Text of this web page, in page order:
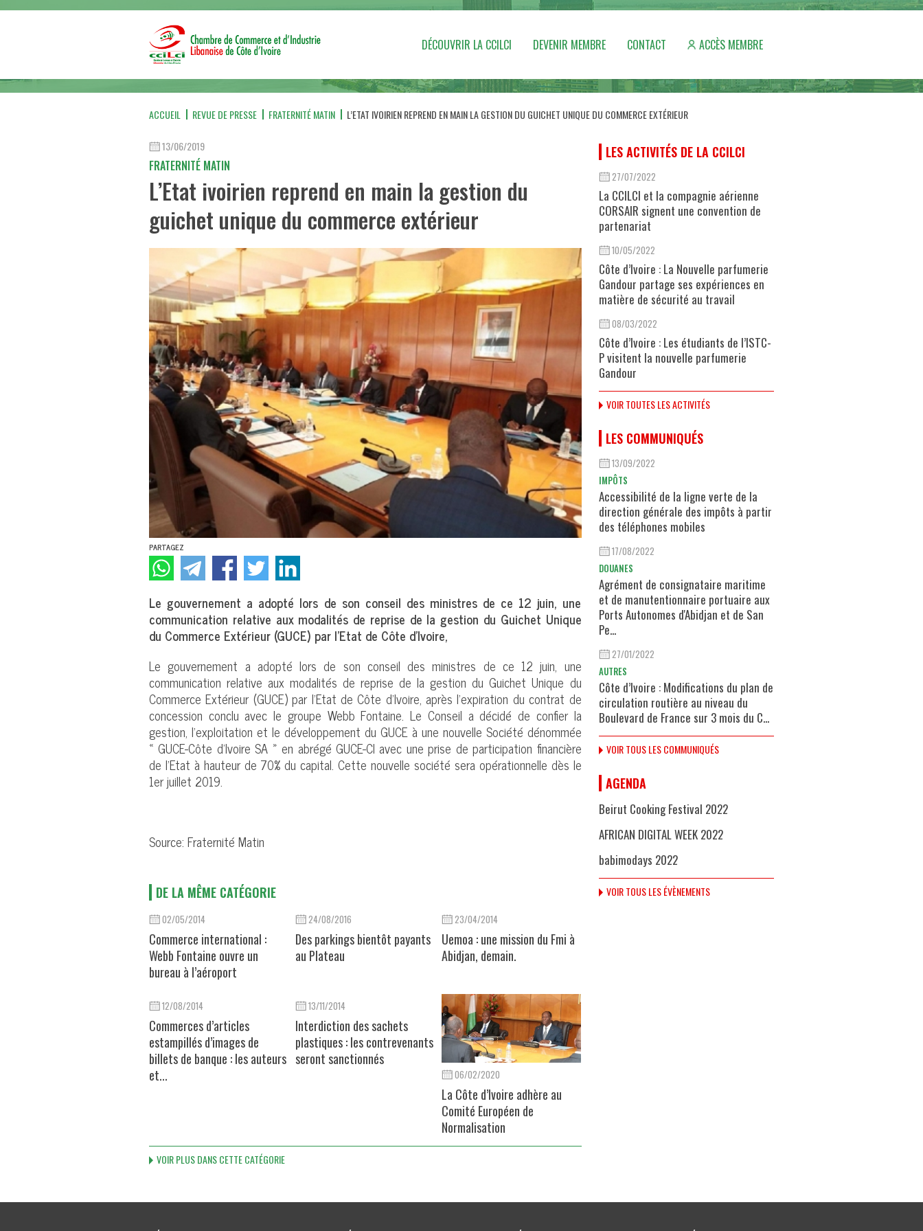
DÉCOUVRIR LA CCILCI DEVENIR MEMBRE CONTACT ACCÈS MEMBRE
ACCUEIL REVUE DE PRESSE FRATERNITÉ MATIN L’ETAT IVOIRIEN REPREND EN MAIN LA GESTION DU GUICHET UNIQUE DU COMMERCE EXTÉRIEUR
13/06/2019
FRATERNITÉ MATIN
L’Etat ivoirien reprend en main la gestion du
guichet unique du commerce extérieur
PARTAGEZ
Le gouvernement a adopté lors de son conseil des ministres de ce 12 juin, une
communication relative aux modalités de reprise de la gestion du Guichet Unique
du Commerce Extérieur (GUCE) par l’Etat de Côte d’Ivoire,
Le gouvernement a adopté lors de son conseil des ministres de ce 12 juin, une
communication relative aux modalités de reprise de la gestion du Guichet Unique du
Commerce Extérieur (GUCE) par l’Etat de Côte d’Ivoire, après l’expiration du contrat de
concession conclu avec le groupe Webb Fontaine. Le Conseil a décidé de confier la
gestion, l’exploitation et le développement du GUCE à une nouvelle Société dénommée
« GUCE-Côte d’Ivoire SA » en abrégé GUCE-CI avec une prise de participation financière
de l’Etat à hauteur de 70% du capital. Cette nouvelle société sera opérationnelle dès le
1er juillet 2019.
Source: Fraternité Matin
DE LA MÊME CATÉGORIE
02/05/2014
Commerce international :
Webb Fontaine ouvre un
bureau à l’aéroport
24/08/2016
Des parkings bientôt payants
au Plateau
23/04/2014
Uemoa : une mission du Fmi à
Abidjan, demain.
12/08/2014
Commerces d’articles
estampillés d’images de
billets de banque : les auteurs
et...
13/11/2014
Interdiction des sachets
plastiques : les contrevenants
seront sanctionnés
06/02/2020
La Côte d’Ivoire adhère au
Comité Européen de
Normalisation
VOIR PLUS DANS CETTE CATÉGORIE
LES ACTIVITÉS DE LA CCILCI
27/07/2022
La CCILCI et la compagnie aérienne
CORSAIR signent une convention de
partenariat
10/05/2022
Côte d’Ivoire : La Nouvelle parfumerie
Gandour partage ses expériences en
matière de sécurité au travail
08/03/2022
Côte d’Ivoire : Les étudiants de l’ISTC-
P visitent la nouvelle parfumerie
Gandour
VOIR TOUTES LES ACTIVITÉS
LES COMMUNIQUÉS
13/09/2022
IMPÔTS
Accessibilité de la ligne verte de la
direction générale des impôts à partir
des téléphones mobiles
17/08/2022
DOUANES
Agrément de consignataire maritime
et de manutentionnaire portuaire aux
Ports Autonomes d'Abidjan et de San
Pe...
27/01/2022
AUTRES
Côte d’Ivoire : Modifications du plan de
circulation routière au niveau du
Boulevard de France sur 3 mois du C...
VOIR TOUS LES COMMUNIQUÉS
AGENDA
Beirut Cooking Festival 2022
AFRICAN DIGITAL WEEK 2022
babimodays 2022
VOIR TOUS LES ÉVÈNEMENTS